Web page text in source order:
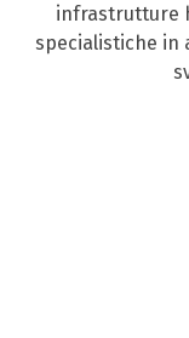
infrastrutture
specialistiche in